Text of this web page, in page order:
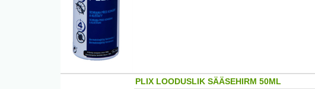
PLIX LOODUSLIK SÄÄSEHIRM 50ML